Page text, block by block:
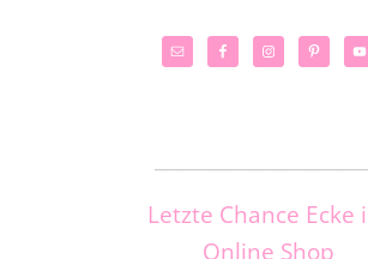
Letzte Chance Ecke
Online Shop